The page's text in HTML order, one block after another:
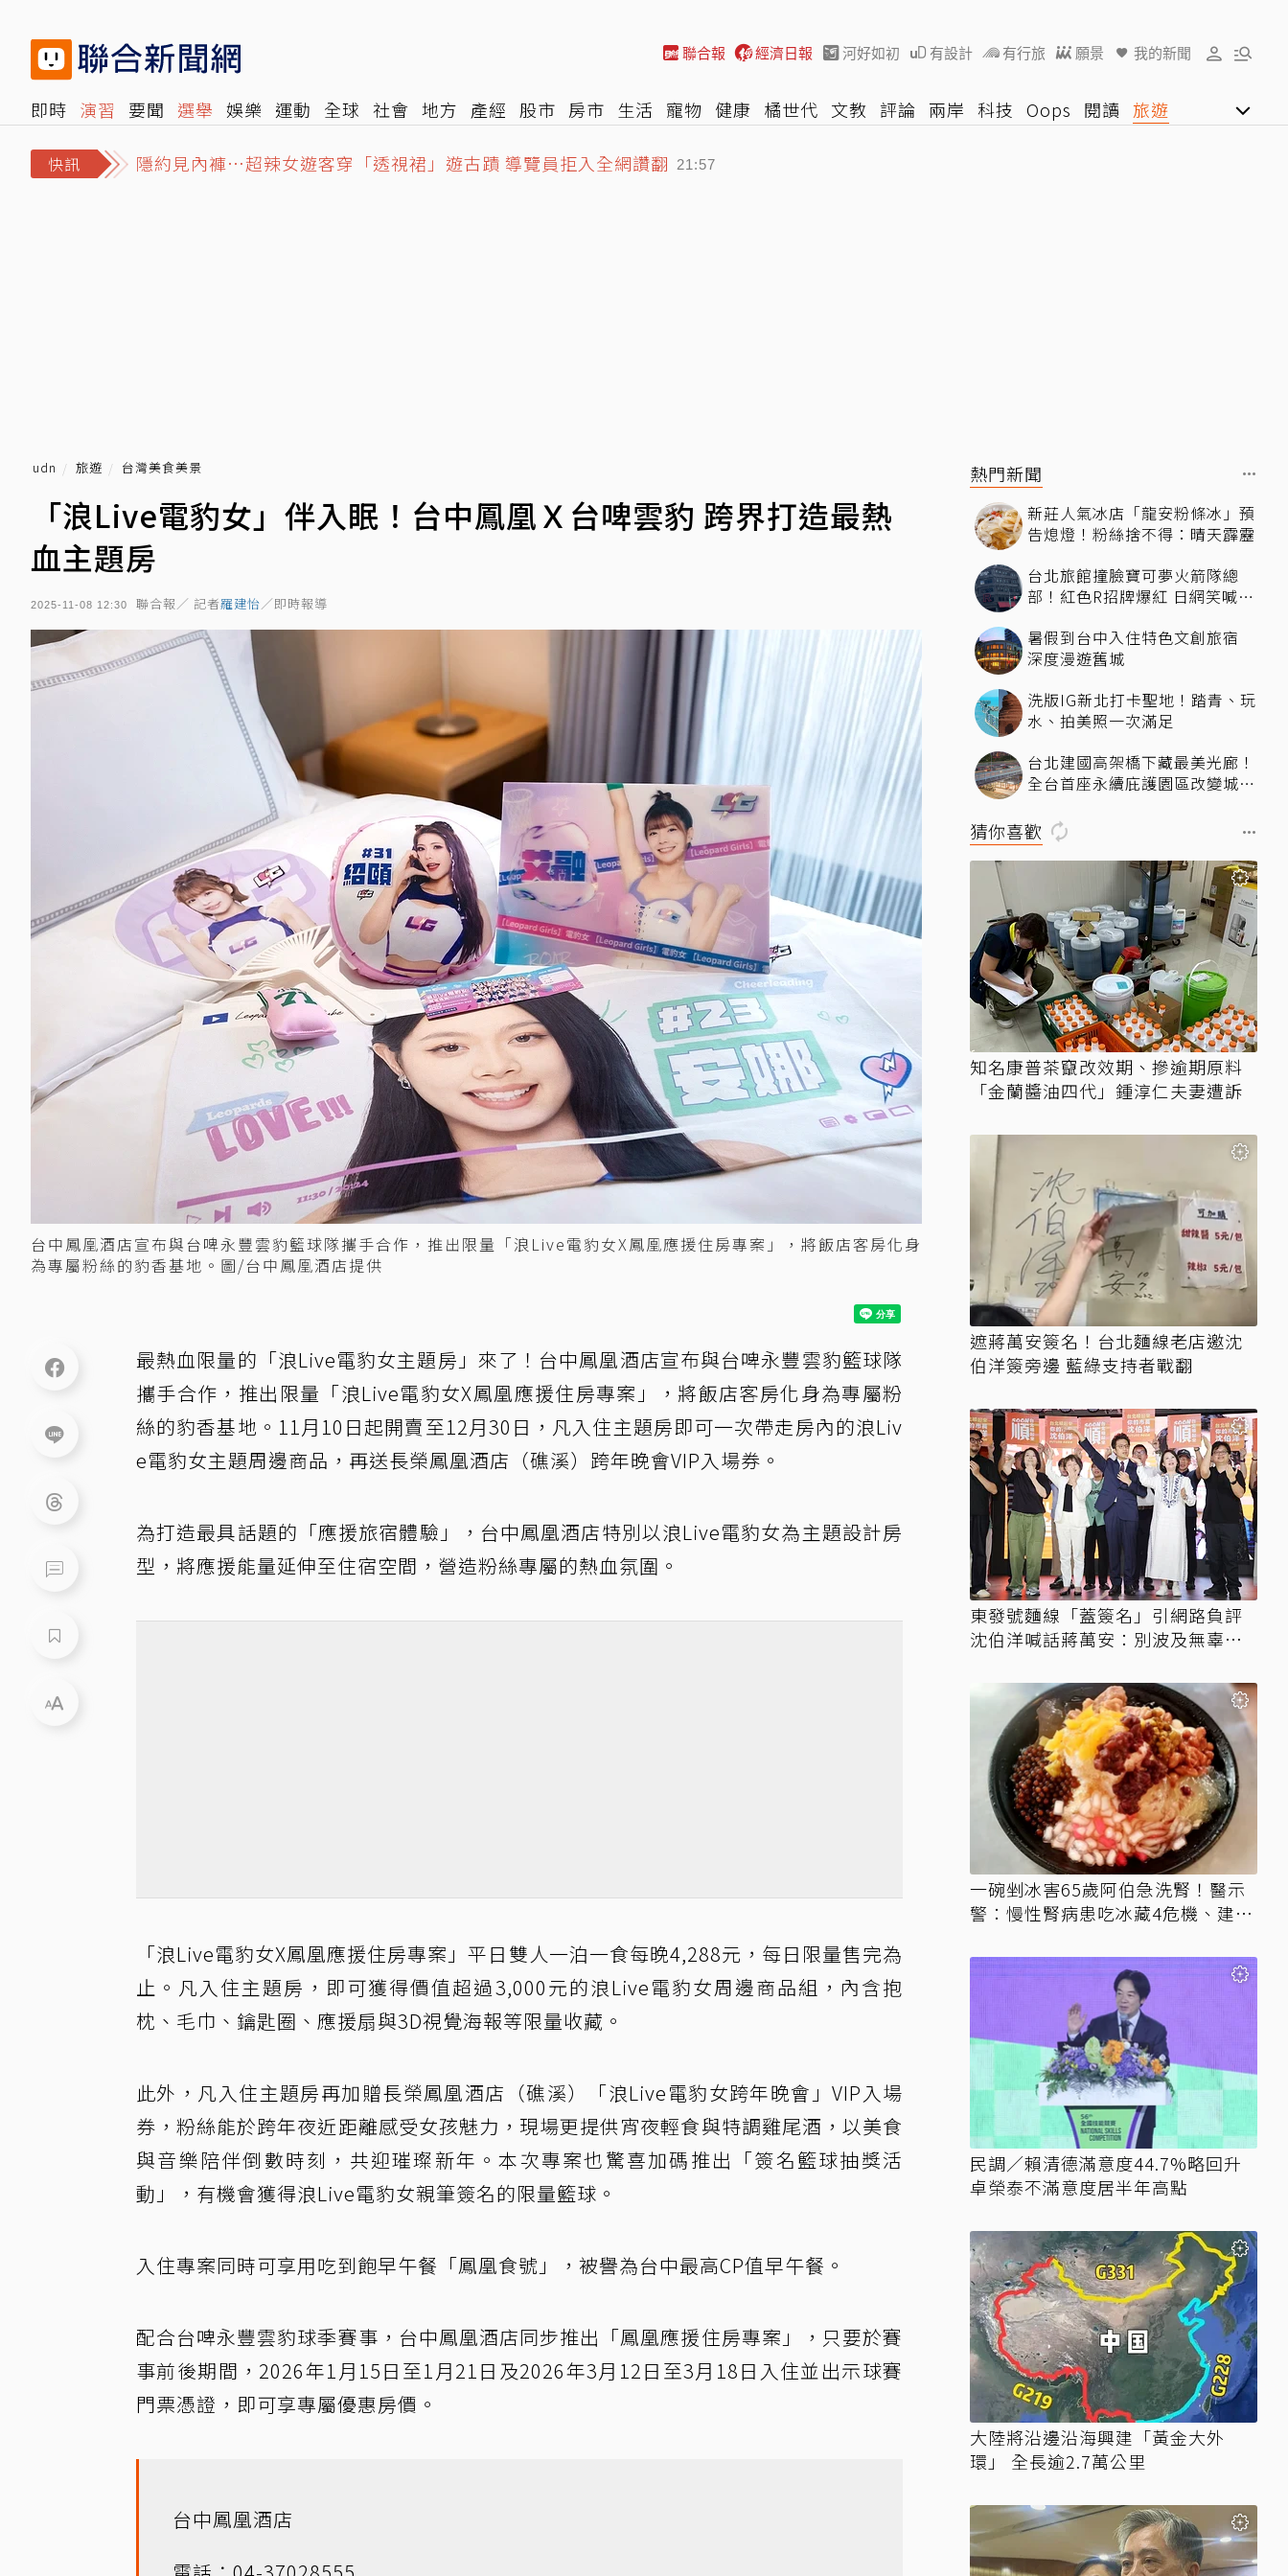
聯合報 經濟日報 河好如初 有設計 有行旅 願景 我的新聞
即時 演習 要聞 選舉 娛樂 運動 全球 社會 地方 產經 股市 房市 生活 寵物 健康 橘世代 文教 評論 兩岸 科技 Oops 閱讀 旅遊
快訊 隱約見內褲…超辣女遊客穿「透視裙」遊古蹟 導覽員拒入全網讚翻 21:57
udn 旅遊 台灣美食美景
「浪Live電豹女」伴入眠！台中鳳凰Ｘ台啤雲豹 跨界打造最熱
血主題房
2025-11-08 12:30 聯合報／ 記者羅建怡／即時報導
台中鳳凰酒店宣布與台啤永豐雲豹籃球隊攜手合作，推出限量「浪Live電豹女X鳳凰應援住房專案」，將飯店客房化身
為專屬粉絲的豹香基地。圖/台中鳳凰酒店提供
最熱血限量的「浪Live電豹女主題房」來了！台中鳳凰酒店宣布與台啤永豐雲豹籃球隊
攜手合作，推出限量「浪Live電豹女X鳳凰應援住房專案」，將飯店客房化身為專屬粉
絲的豹香基地。11月10日起開賣至12月30日，凡入住主題房即可一次帶走房內的浪Liv
e電豹女主題周邊商品，再送長榮鳳凰酒店（礁溪）跨年晚會VIP入場券。
為打造最具話題的「應援旅宿體驗」，台中鳳凰酒店特別以浪Live電豹女為主題設計房
型，將應援能量延伸至住宿空間，營造粉絲專屬的熱血氛圍。
「浪Live電豹女X鳳凰應援住房專案」平日雙人一泊一食每晚4,288元，每日限量售完為
止。凡入住主題房，即可獲得價值超過3,000元的浪Live電豹女周邊商品組，內含抱
枕、毛巾、鑰匙圈、應援扇與3D視覺海報等限量收藏。
此外，凡入住主題房再加贈長榮鳳凰酒店（礁溪）「浪Live電豹女跨年晚會」VIP入場
券，粉絲能於跨年夜近距離感受女孩魅力，現場更提供宵夜輕食與特調雞尾酒，以美食
與音樂陪伴倒數時刻，共迎璀璨新年。本次專案也驚喜加碼推出「簽名籃球抽獎活
動」，有機會獲得浪Live電豹女親筆簽名的限量籃球。
入住專案同時可享用吃到飽早午餐「鳳凰食號」，被譽為台中最高CP值早午餐。
配合台啤永豐雲豹球季賽事，台中鳳凰酒店同步推出「鳳凰應援住房專案」，只要於賽
事前後期間，2026年1月15日至1月21日及2026年3月12日至3月18日入住並出示球賽
門票憑證，即可享專屬優惠房價。
台中鳳凰酒店
熱門新聞
新莊人氣冰店「龍安粉條冰」預
告熄燈！粉絲捨不得：晴天霹靂
台北旅館撞臉寶可夢火箭隊總
部！紅色R招牌爆紅 日網笑喊：
暑假到台中入住特色文創旅宿
深度漫遊舊城
洗版IG新北打卡聖地！踏青、玩
水、拍美照一次滿足
台北建國高架橋下藏最美光廊！
全台首座永續庇護園區改變城市
猜你喜歡
知名康普茶竄改效期、摻逾期原料
「金蘭醬油四代」鍾淳仁夫妻遭訴
遮蔣萬安簽名！台北麵線老店邀沈
伯洋簽旁邊 藍綠支持者戰翻
東發號麵線「蓋簽名」引網路負評
沈伯洋喊話蔣萬安：別波及無辜店
一碗剉冰害65歲阿伯急洗腎！醫示
警：慢性腎病患吃冰藏4危機、建議
民調／賴清德滿意度44.7%略回升
卓榮泰不滿意度居半年高點
大陸將沿邊沿海興建「黃金大外
環」 全長逾2.7萬公里